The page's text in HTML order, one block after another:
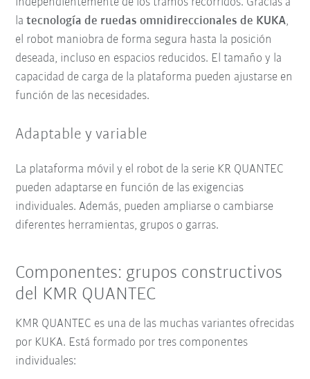
independientemente de los tramos recorridos. Gracias a
latecnología de ruedas omnidireccionales de KUKA,
el robot maniobra de forma segura hasta la posición
deseada, incluso en espacios reducidos. El tamaño y la
capacidad de carga de la plataforma pueden ajustarse en
función de las necesidades.
Adaptable y variable
La plataforma móvil y el robot de la serie KR QUANTEC
pueden adaptarse en función de las exigencias
individuales. Además, pueden ampliarse o cambiarse
diferentes herramientas, grupos o garras.
Componentes: grupos constructivos
del KMR QUANTEC
KMR QUANTEC es una de las muchas variantes ofrecidas
por KUKA. Está formado por tres componentes
individuales: